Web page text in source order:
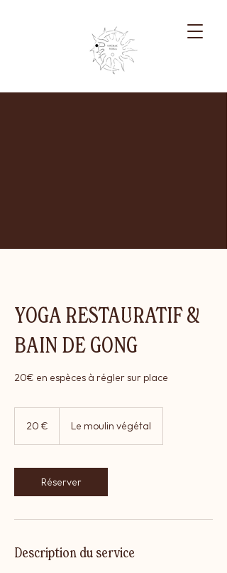
YOGA RESTAURATIF &
BAIN DE GONG
20€ en espèces à régler sur place
20 € Le moulin végétal
Réserver
Description du service